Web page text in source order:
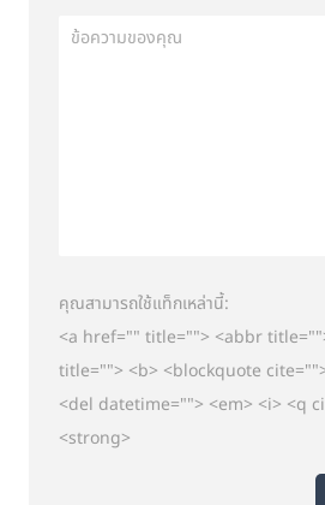
คุณสามารถใช้แท็กเหล่านี้:
<a href="" title=""> <abbr
title=""> <b> <blockquote
<del datetime=""> <em> <i> <q
<strong>